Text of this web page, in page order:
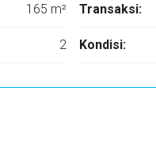
165 m²
2
Transaksi:
Kondisi: